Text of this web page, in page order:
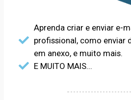
Aprenda criar e enviar e-
profissional, como enviar
em anexo, e muito mais.
E MUITO MAIS...